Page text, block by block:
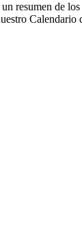
resumen de